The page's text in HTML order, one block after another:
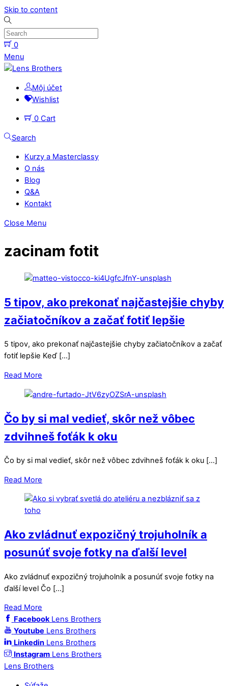
Skip to content
0
Menu
Môj účet
Wishlist
0 Cart
Search
Kurzy a Masterclassy
O nás
Blog
Q&A
Kontakt
Close Menu
zacinam fotit
5 tipov, ako prekonať najčastejšie chyby
začiatočníkov a začať fotiť lepšie
5 tipov, ako prekonať najčastejšie chyby začiatočníkov a začať
fotiť lepšie Keď […]
Read More
Čo by si mal vedieť, skôr než vôbec
zdvihneš foťák k oku
Čo by si mal vedieť, skôr než vôbec zdvihneš foťák k oku […]
Read More
Ako zvládnuť expozičný trojuholník a
posunúť svoje fotky na ďalší level
Ako zvládnuť expozičný trojuholník a posunúť svoje fotky na
ďalší level Čo […]
Read More
Facebook Lens Brothers
Youtube Lens Brothers
Linkedin Lens Brothers
Instagram Lens Brothers
Lens Brothers